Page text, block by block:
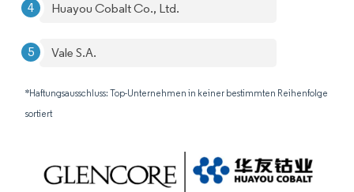
Huayou Cobalt Co., Ltd.
Vale S.A.
*Haftungsausschluss: Top-Unternehmen in keiner bestimmten Reihenfolge
sortiert